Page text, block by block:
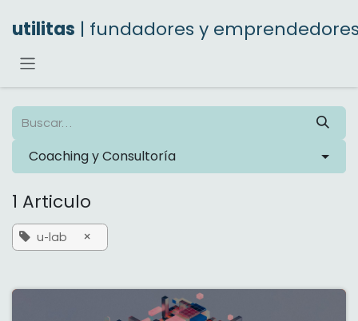
utilitas | fundadores y
Coaching y Consultoría
1 Articulo
u-lab ×